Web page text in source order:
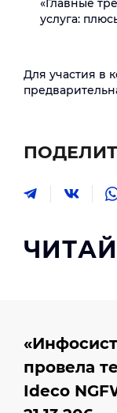
«Главные
услуга:
Для участия в
провела
Ideco